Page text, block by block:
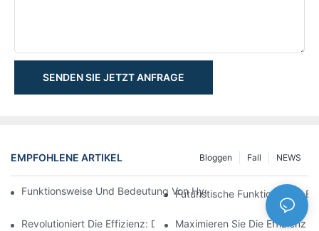
SENDEN SIE JETZT ANFRAGE
EMPFOHLENE ARTIKEL NEWS
Fall
Bloggen
Funktionsweise Und Bedeutung Von Hydraulikzylindern Mit
Futuristische Funktionalität:
Revolutioniert Die Effizienz: Der Elektrische Teleskopzylinder
Maximieren Sie Die Effizienz